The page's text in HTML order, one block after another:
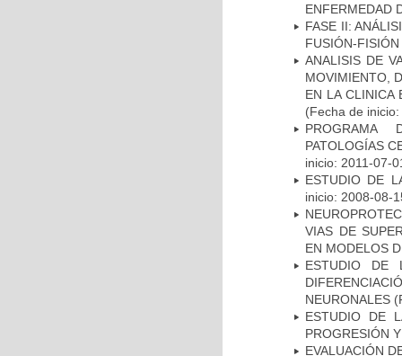
ENFERMEDAD
FASE II:
FUSIÓN-
ANALISIS DE
MOVIMIENTO,
EN LA CLINICA
(Fecha de
PROGRAMA
PATOLOGÍAS
inicio: 2011-07-
ESTUDIO DE
inicio: 2008-08-
VIAS DE
EN MODELOS
ESTUDIO DE
NEURONALES
ESTUDIO DE
PROGRESIÓN
EVALUACIÓN